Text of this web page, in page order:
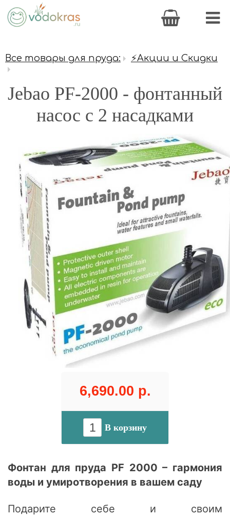
Все товары для пруда: ⚡Акции и Скидки
Jebao PF-2000 - фонтанный
насос с 2 насадками
6,690.00 р.
В корзину
Фонтан для пруда PF 2000 – гармония
воды и умиротворения в вашем саду
Подарите себе и своим